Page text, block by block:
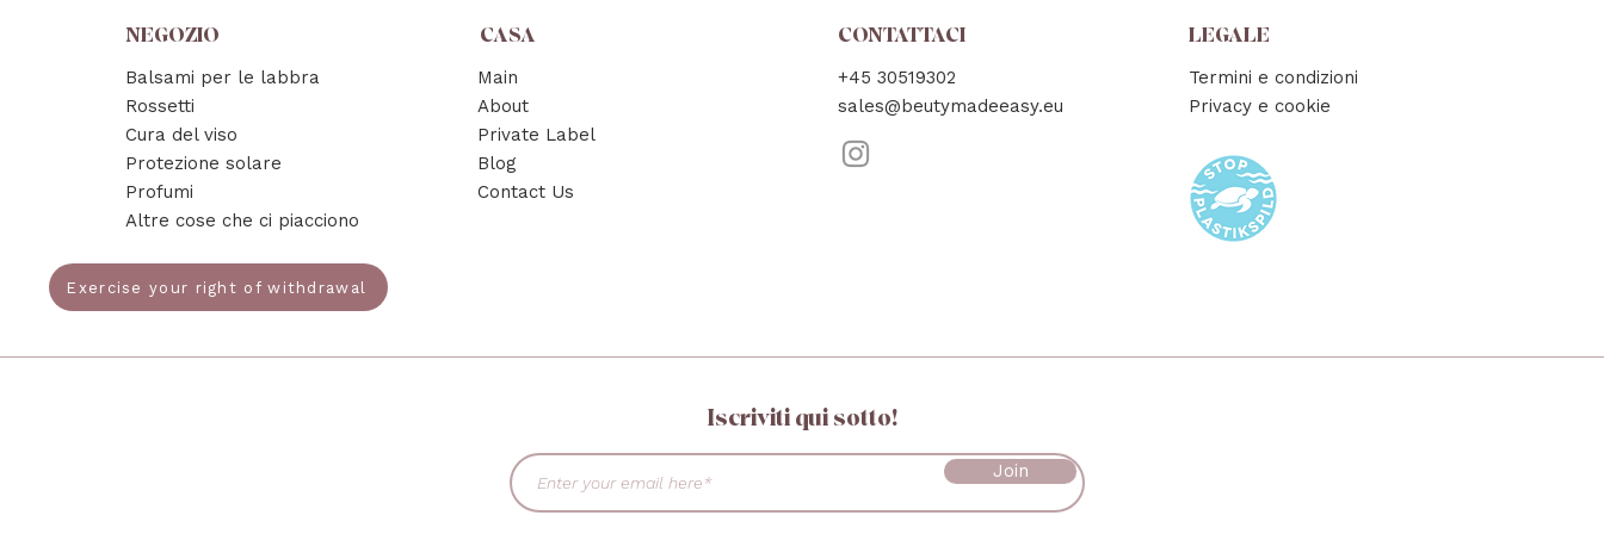
NEGOZIO
Balsami per le labbra
Rossetti
Cura del viso
Protezione solare
Profumi
Altre cose che ci piacciono
Exercise your right of withdrawal
CASA
Main
About
Private Label
Blog
Contact Us
CONTATTACI
+45 30519302
sales@beutymadeeasy.eu
LEGALE
Termini e condizioni
Privacy e cookie
Iscriviti qui sotto!
Join